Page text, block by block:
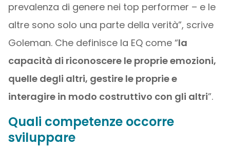
prevalenza di genere nei top performer – e le
altre sono solo una parte della verità”, scrive
Goleman. Che definisce la EQ come “la
capacità di riconoscere le proprie emozioni,
quelle degli altri, gestire le proprie e
interagire in modo costruttivo con gli altri”.
Quali competenze occorre
sviluppare